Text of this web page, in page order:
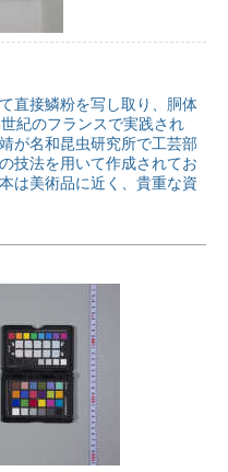
直接鱗粉を写し取り、胴体
紀のフランスで実践され
が名和昆虫研究所で工芸部
技法を用いて作成されてお
は美術品に近く、貴重な資